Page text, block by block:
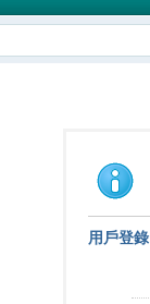
用戶登錄